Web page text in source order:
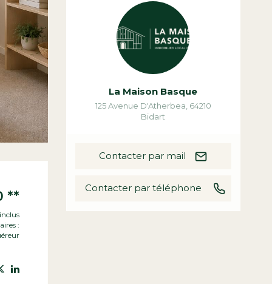
**
:
La Maison Basque
125 Avenue D'Atherbea 64210
Bidart
Contacter par mail
Contacter par téléphone